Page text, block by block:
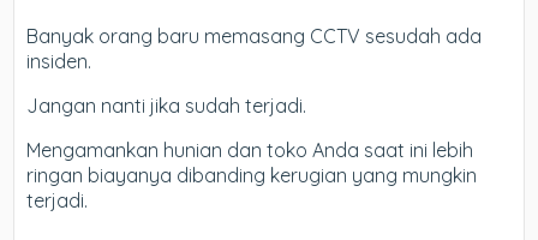
Banyak orang baru memasang CCTV sesudah ada
insiden.
Jangan nanti jika sudah terjadi.
Mengamankan hunian dan toko Anda saat ini lebih
ringan biayanya dibanding kerugian yang mungkin
terjadi.